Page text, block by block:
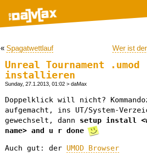
« Spagatwettlauf Wer ist
Unreal Tournament .umod
installieren
Sunday, 27.1.2013, 01:02 > daMax
Doppelklick will nicht?
aufgemacht, ins UT/System-
gewechselt, dann setup install
name> and u r done
Auch gut: der UMOD Browser